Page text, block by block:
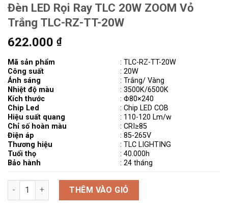
Đèn LED Rọi Ray TLC 20W ZOOM Vỏ
Trắng TLC-RZ-TT-20W
622.000 ₫
Mã sản phẩm
Công suất
Ánh sáng
Nhiệt độ màu
Kích thước
Chip Led
Hiệu suất quang
Chỉ số hoàn màu
Điện áp
Thương hiệu
Tuổi thọ
Bảo hành
:TLC-RZ-TT-20W
: 20W
: Trắng/ Vàng
: 3500K/6500K
:Φ80×240
: Chip LED COB
: 110-120 Lm/w
: CRI≥85
: 85-265V
: TLC LIGHTING
: 40.000h
: 24 tháng
Số lượng THÊM VÀO GIỎ